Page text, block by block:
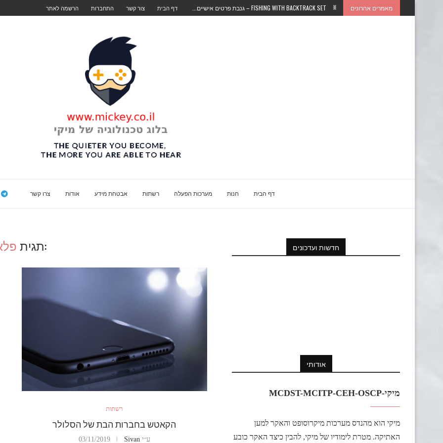
מאמרים אחרונים FISHING WITH BACKTRACK SET – גנבת פרטים אישיים... דף הבית צור קשר התחברות הרשמה לאתר
דף הבית חנות מערכות הפעלה רשתות אבטחת מידע אודות צרו קשר
:תגית
רשתות
הקאטש בחברות הבת של הסלולר
ע״י Sivan
03/11/2019
חדשות ועדכונים
אודותי
מיקי-MCDST-MCITP-CEH-OSCP
מיקי הוא מהנדס מערכות מיקרוסופט והאקר למען
האתיקה. מטרת לימודיו של מיקי, להבין כיצד האקר כובע